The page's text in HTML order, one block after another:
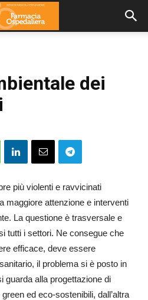
dei
più violenti e ravvicinati
maggiore attenzione e interventi
La questione è trasversale e
tutti i settori. Ne consegue che
efficace, deve essere
il problema si è posto in
guarda alla progettazione di
ed eco-sostenibili, dall’altra